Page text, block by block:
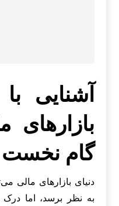
آشنایی
بازارهای
گام نخست
دنیای بازارهای مالی
به نظر برسد، اما درک